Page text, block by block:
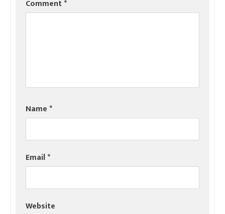
Comment*
Name*
Email*
Website